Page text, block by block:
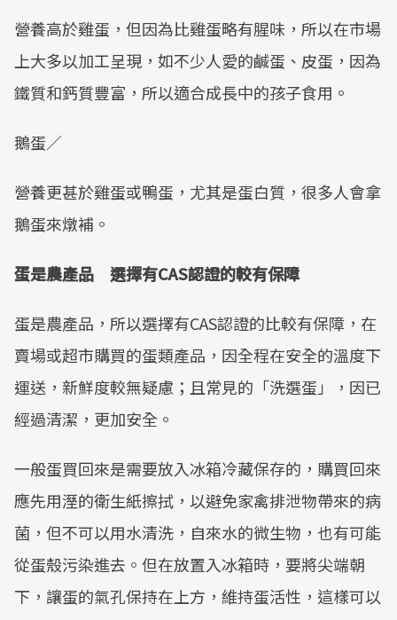
營養高於雞蛋，但因為比雞蛋略有腥味，所以在市場
上大多以加工呈現，如不少人愛的鹹蛋、皮蛋，因為
鐵質和鈣質豐富，所以適合成長中的孩子食用。
鵝蛋／
營養更甚於雞蛋或鴨蛋，尤其是蛋白質，很多人會拿
鵝蛋來燉補。
蛋是農產品 選擇有CAS認證的較有保障
蛋是農產品，所以選擇有CAS認證的比較有保障，在
賣場或超市購買的蛋類產品，因全程在安全的溫度下
運送，新鮮度較無疑慮；且常見的「洗選蛋」，因已
經過清潔，更加安全。
一般蛋買回來是需要放入冰箱冷藏保存的，購買回來
應先用溼的衛生紙擦拭，以避免家禽排泄物帶來的病
菌，但不可以用水清洗，自來水的微生物，也有可能
從蛋殼污染進去。但在放置入冰箱時，要將尖端朝
下，讓蛋的氣孔保持在上方，維持蛋活性，這樣可以